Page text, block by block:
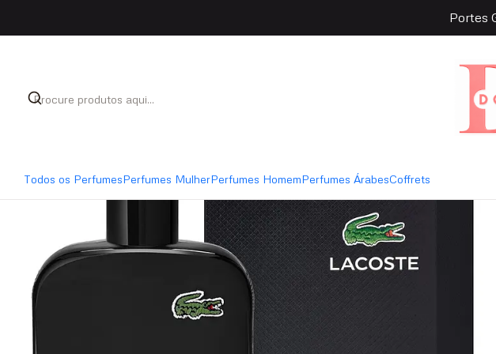
Todos os PerfumesPerfumes MulherPerfumes HomemPerfumes ÁrabesCoffrets
Portes
Lacoste L.12.12 Noir Intense Eau de